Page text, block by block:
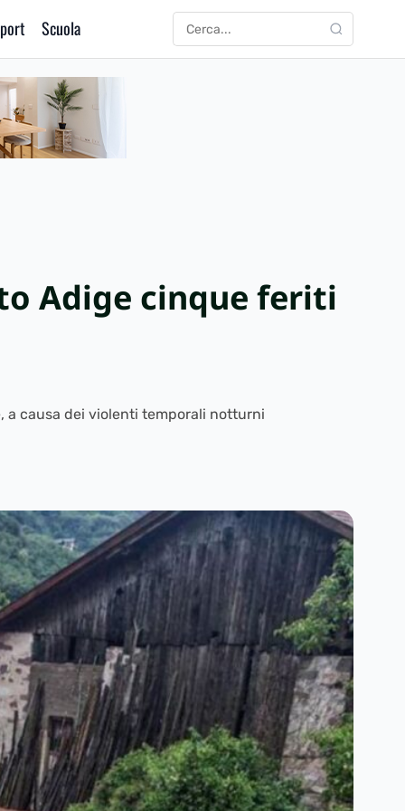
Scuola Cerca: CERCA
Adige cinque feriti
a causa dei violenti temporali notturni